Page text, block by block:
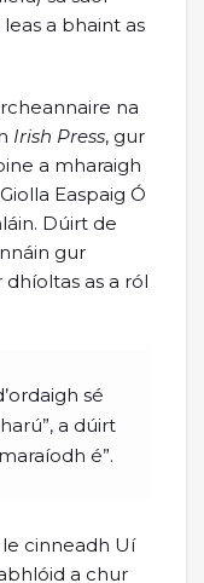
a bhaint as
na
Irish Press, gur
a mharaigh
Easpaig Ó
Dúirt de
gur
as a ról
sé
a dúirt
é”.
cinneadh Uí
a chur